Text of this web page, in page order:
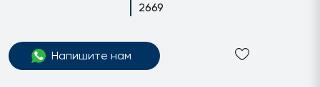
2669
Напишите нам